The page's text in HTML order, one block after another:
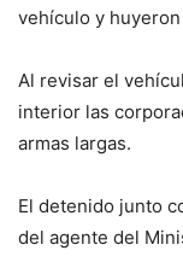
vehículo y
Al revisar el
interior las
armas largas.
El detenido junto
del agente del